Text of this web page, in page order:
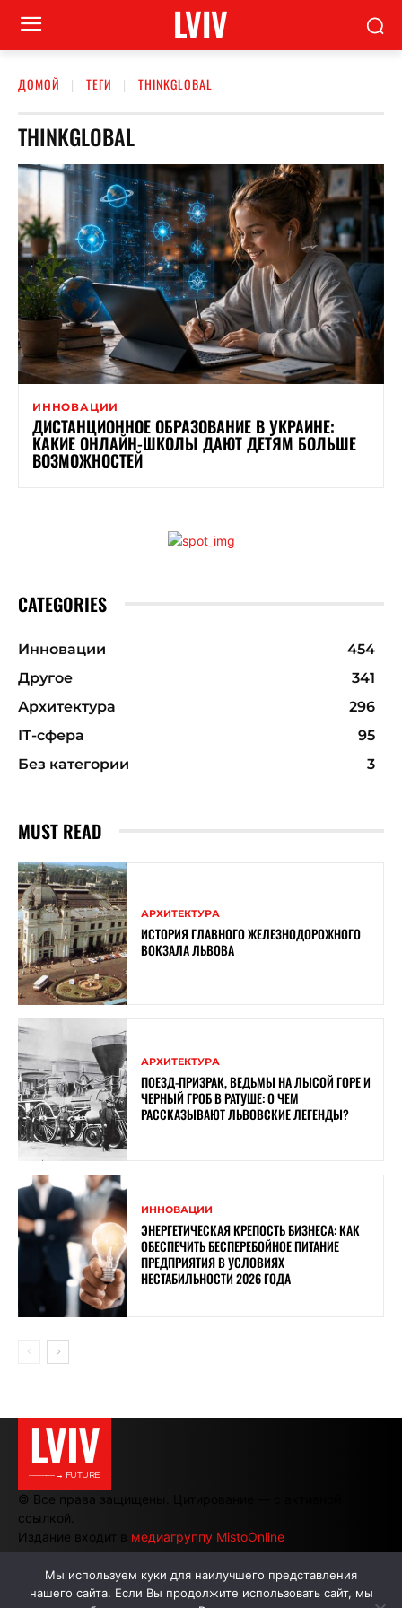
LVIV
ДОМОЙ ТЕГИ THINKGLOBAL
THINKGLOBAL
ИННОВАЦИИ
ДИСТАНЦИОННОЕ ОБРАЗОВАНИЕ В УКРАИНЕ:
КАКИЕ ОНЛАЙН-ШКОЛЫ ДАЮТ ДЕТЯМ БОЛЬШЕ
ВОЗМОЖНОСТЕЙ
CATEGORIES
Инновации
454
Другое
341
Архитектура
296
ІТ-сфера
95
Без категории
3
MUST READ
АРХИТЕКТУРА
ИСТОРИЯ ГЛАВНОГО ЖЕЛЕЗНОДОРОЖНОГО
ВОКЗАЛА ЛЬВОВА
АРХИТЕКТУРА
ПОЕЗД-ПРИЗРАК, ВЕДЬМЫ НА ЛЫСОЙ ГОРЕ И
ЧЕРНЫЙ ГРОБ В РАТУШЕ: О ЧЕМ
РАССКАЗЫВАЮТ ЛЬВОВСКИЕ ЛЕГЕНДЫ?
ИННОВАЦИИ
ЭНЕРГЕТИЧЕСКАЯ КРЕПОСТЬ БИЗНЕСА: КАК
ОБЕСПЕЧИТЬ БЕСПЕРЕБОЙНОЕ ПИТАНИЕ
ПРЕДПРИЯТИЯ В УСЛОВИЯХ
НЕСТАБИЛЬНОСТИ 2026 ГОДА
LVIV
———→ FUTURE
© Все права защищены. Цитирование — с активной
ссылкой.
Издание входит в медиагруппу MistoOnline
АВТОРЫ РЕКЛАМА НА САЙТЕ
Мы используем куки для наилучшего представления
нашего сайта. Если Вы продолжите использовать сайт, мы